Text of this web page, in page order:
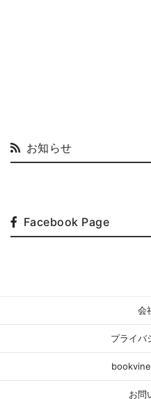
お知らせ
Facebook Page
会
プライバ
お問